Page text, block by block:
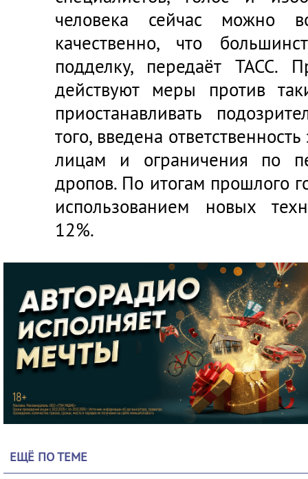
человека сейчас можно
качественно, что
подделку, передаёт
действуют меры против
приостанавливать
того, введена
лицам и ограничения по
дропов. По итогам прошлого
использованием новых
12%.
ЕЩЁ ПО ТЕМЕ